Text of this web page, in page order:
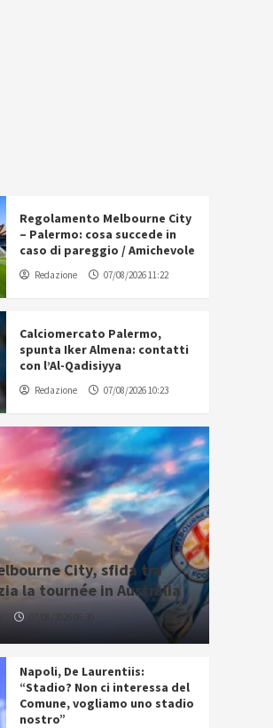
Regolamento Melbourne City
– Palermo: cosa succede in
caso di pareggio / Amichevole
Redazione 07/08/2026 11:22
Calciomercato Palermo,
spunta Iker Almena: contatti
con l’Al-Qadisiyya
Redazione 07/08/2026 10:23
City, sfida tra
la tournée in Australia
07/08/2026 06:30
Napoli, De Laurentiis:
“Stadio? Non ci interessa del
Comune, vogliamo uno stadio
nostro”